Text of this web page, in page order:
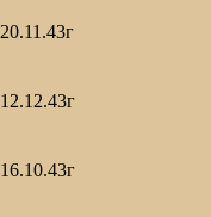
20.11.43г
12.12.43г
16.10.43г